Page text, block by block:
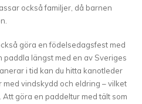
också familjer, då barnen
göra en födelsedagsfest med
paddla längst med en av Sveriges
i tid kan du hitta kanotleder
vindskydd och eldring – vilket
Att göra en paddeltur med tält som